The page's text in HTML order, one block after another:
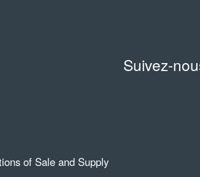
Suivez-
of Sale and Supply